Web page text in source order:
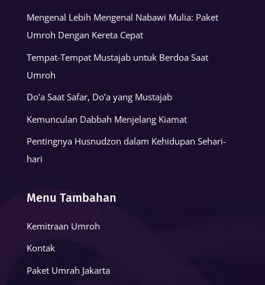
Mengenal Lebih Mengenal Nabawi Mulia: Paket
Umroh Dengan Kereta Cepat
Tempat-Tempat Mustajab untuk Berdoa Saat
Umroh
Do’a Saat Safar, Do’a yang Mustajab
Kemunculan Dabbah Menjelang Kiamat
Pentingnya Husnudzon dalam Kehidupan Sehari-
hari
Menu Tambahan
Kemitraan Umroh
Kontak
Paket Umrah Jakarta